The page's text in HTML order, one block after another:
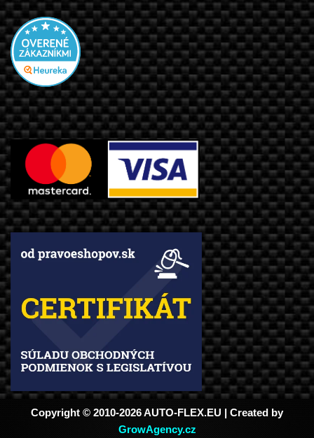
Copyright © 2010-2026 AUTO-FLEX.EU | Created by
GrowAgency.cz